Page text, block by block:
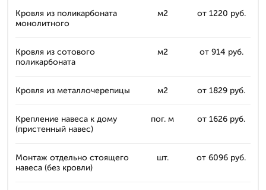
Кровля из поликарбоната
монолитного
м2 от 1220 руб.
Кровля из сотового
поликарбоната
м2 от 914 руб.
Кровля из металлочерепицы м2 от 1829 руб.
Крепление навеса к дому
(пристенный навес)
пог. м от 1626 руб.
Монтаж отдельно стоящего
навеса (без кровли)
шт. от 6096 руб.